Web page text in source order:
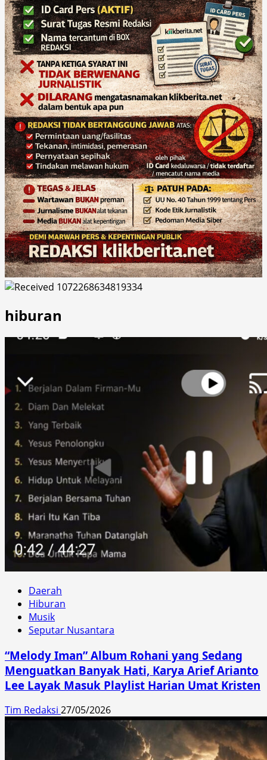
hiburan
Daerah
Hiburan
Musik
Seputar Nusantara
“Melody Iman” Album Rohani yang Sedang
Menguatkan Banyak Hati, Karya Arief Arianto
Lee Layak Masuk Playlist Harian Umat Kristen
Tim Redaksi 27/05/2026